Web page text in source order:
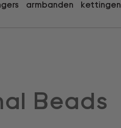
armbanden kettingen
Beads